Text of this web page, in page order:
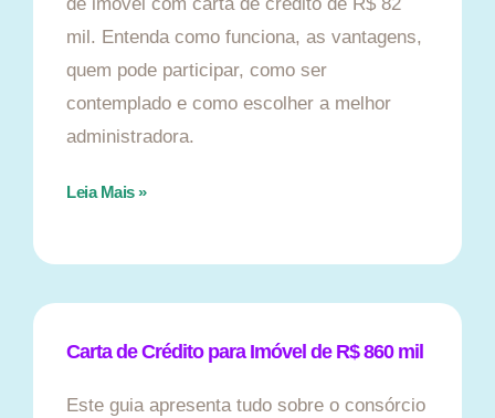
mil. Entenda como funciona, as vantagens,
quem pode participar, como ser
contemplado e como escolher a melhor
administradora.
Leia Mais »
Carta de Crédito para Imóvel de R$ 860 mil
Este guia apresenta tudo sobre o consórcio